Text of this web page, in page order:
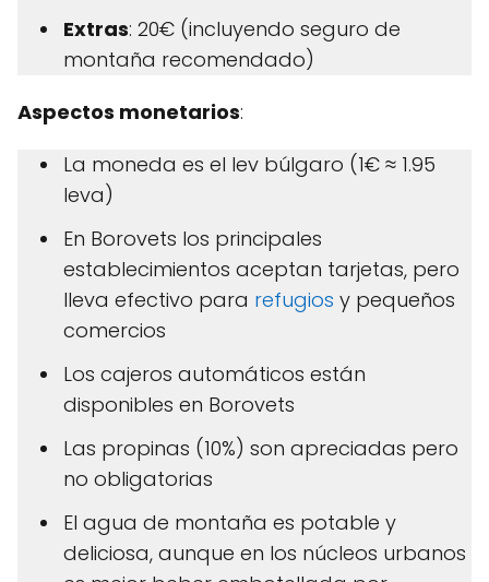
Extras: 20€ (incluyendo seguro de
montaña recomendado)
Aspectos monetarios:
La moneda es el lev búlgaro (1€ ≈ 1.95
leva)
En Borovets los principales
establecimientos aceptan tarjetas, pero
lleva efectivo para refugios y pequeños
comercios
Los cajeros automáticos están
disponibles en Borovets
Las propinas (10%) son apreciadas pero
no obligatorias
El agua de montaña es potable y
deliciosa, aunque en los núcleos urbanos